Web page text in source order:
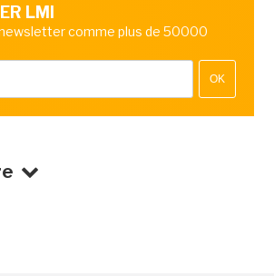
LMI
comme plus de 50000
OK